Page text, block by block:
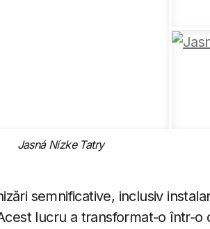
Jasná Nízke Tatry
semnificative, inclusiv
lucru a transformat-o într-o